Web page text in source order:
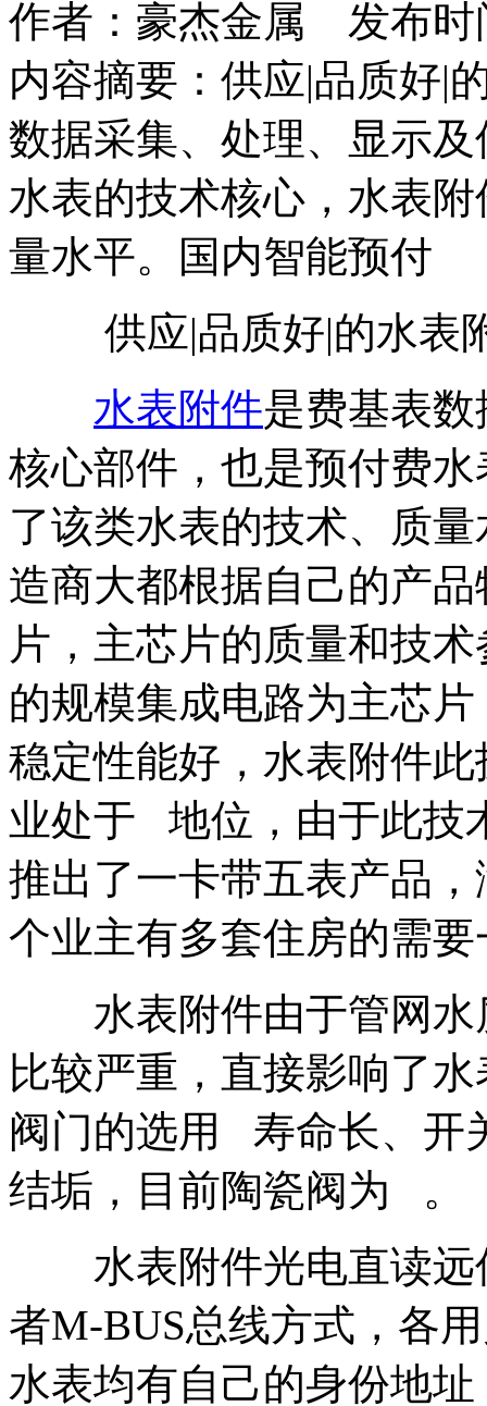
作者：豪杰金属 发布时
内容摘要：供应|品质好|
数据采集、处理、显示
水表的技术核心，水表
量水平。国内智能预付
供应|品质好|的水表
水表附件是费基表
核心部件，也是预付费
了该类水表的技术、质
造商大都根据自己的产
片，主芯片的质量和技
的规模集成电路为主芯
稳定性能好，水表附件
业处于 地位，由于此技
推出了一卡带五表产品
个业主有多套住房的需
水表附件由于管网水
比较严重，直接影响了
阀门的选用 寿命长、开
结垢，目前陶瓷阀为 。
水表附件光电直读远
者M-BUS总线方式，各
水表均有自己的身份地